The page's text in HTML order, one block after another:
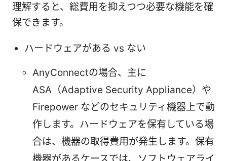
理解すると、総費用を抑えつつ必要な機能を確
保できます。
ハードウェアがある vs ない
AnyConnectの場合、主に
ASA（Adaptive Security Appliance）や
Firepower などのセキュリティ機器上で動
作します。ハードウェアを保有している場
合は、機器の取得費用が発生します。保有
機器があるケースでは、ソフトウェアライ